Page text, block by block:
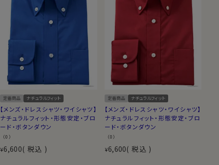
定番商品 ナチュラルフィット
【メンズ・ドレスシャツ・ワイシャツ】
ナチュラルフィット・形態安定・ブロ
ード・ボタンダウン
（0）
¥6,600 税込
定番商品 ナチュラルフィット
【メンズ・ドレスシャツ・ワイシャツ】
ナチュラルフィット・形態安定・ブロ
ード・ボタンダウン
（0）
¥6,600 税込